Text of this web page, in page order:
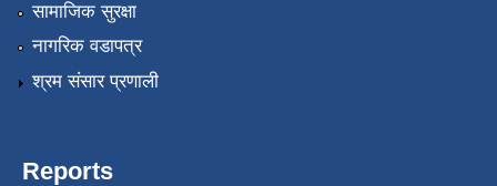
सामाजिक सुरक्षा
नागरिक वडापत्र
श्रम संसार प्रणाली
Reports